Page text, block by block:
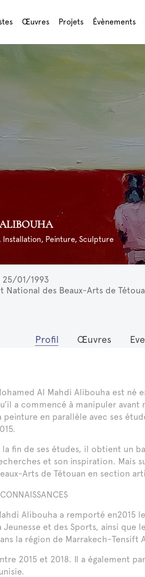
Œuvres Projets Évènements
Installation, Peinture, Sculpture
25/01/1993
National des Beaux-Arts de
Profil Œuvres
Al Mahdi Alibouha est né
a commencé à manipuler
peinture en parallèle avec ses
la fin de ses études, il obtient un
et son inspiration. Mais
Arts de Tétouan en section
Alibouha a remporté en2015
Jeunesse et des Sports, ainsi que
la région de Marrakech-Tensift
2015 et 2018. Il a également